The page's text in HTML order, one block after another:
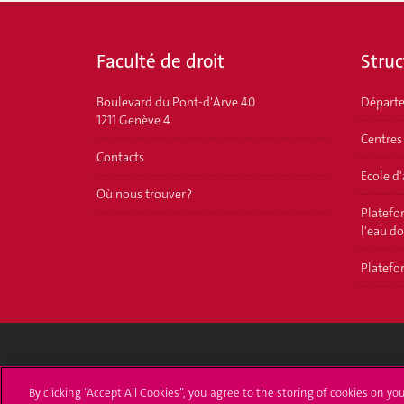
Faculté de droit
Boulevard du Pont-d'Arve 40
1211 Genève 4
Contacts
Où nous trouver ?
Ecole
l'eau
Université de Genève
By clicking “Accept All Cookies”, you agree to the storing of cookies on